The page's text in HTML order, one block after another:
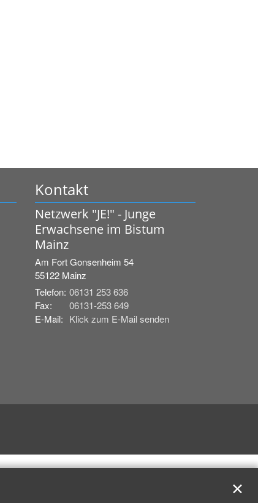
Kontakt
Netzwerk "JE!" - Junge
Erwachsene im Bistum
Mainz
Am Fort Gonsenheim 54
55122 Mainz
Telefon: 06131 253 636
Fax:
06131-253 649
E-Mail: Klick zum E-Mail senden
✕